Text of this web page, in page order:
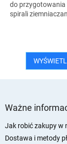
do przygotowania
spirali
Ważne
Jak robić zakupy w
Dostawa i metody